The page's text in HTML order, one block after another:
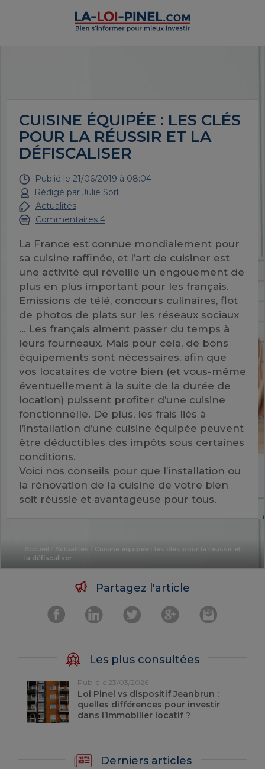
CUISINE ÉQUIPÉE : LES CLÉS
POUR LA RÉUSSIR ET LA
DÉFISCALISER
Publié le 21/06/2019 à 08:04
Rédigé par Julie Sorli
Actualités
Commentaires 4
La France est connue mondialement pour
sa cuisine raffinée, et l’art de cuisiner est
une activité qui réveille un engouement de
plus en plus important pour les français.
Emissions de télé, concours culinaires, flot
de photos de plats sur les réseaux sociaux
… Les français aiment passer du temps à
leurs fourneaux. Mais pour cela, de bons
équipements sont nécessaires, afin que
vos locataires de votre bien (et vous-même
éventuellement à la suite de la durée de
location) puissent profiter d’une cuisine
fonctionnelle. De plus, les frais liés à
l’installation d’une cuisine équipée peuvent
être déductibles des impôts sous certaines
conditions.
Voici nos conseils pour que l’installation ou
la rénovation de la cuisine de votre bien
soit réussie et avantageuse pour tous.
Accueil Actualités
Cuisine équipée : les clés pour la réussir et
la défiscaliser
Partagez l'article
Les plus consultées
Publié le 23/03/2026
Loi Pinel vs dispositif Jeanbrun :
quelles différences pour investir
dans l’immobilier locatif ?
Derniers articles